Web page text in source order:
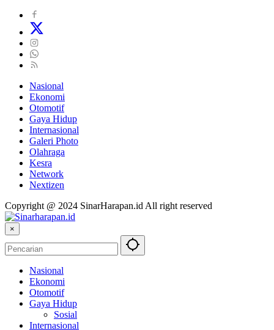
Nasional
Ekonomi
Otomotif
Gaya Hidup
Internasional
Galeri Photo
Olahraga
Kesra
Network
Nextizen
Copyright @ 2024 SinarHarapan.id All right reserved
×
Nasional
Ekonomi
Otomotif
Gaya Hidup
Sosial
Internasional